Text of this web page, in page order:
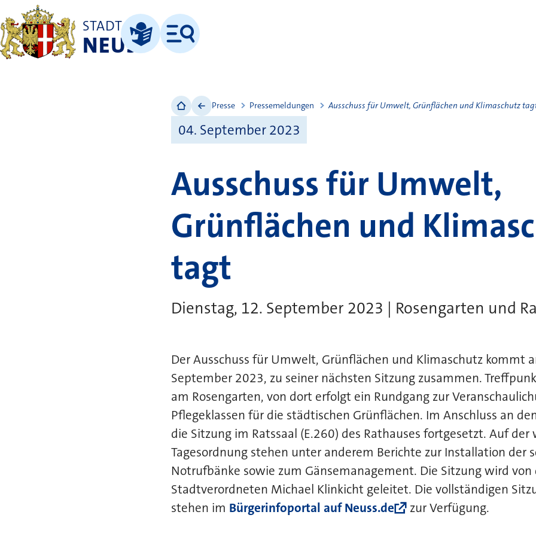
STADT
NEUSSLeichte Sprache
Menü
Presse Pressemeldungen Ausschuss für Umwelt, Grünflächen und Klimaschutz
04. September 2023
Ausschuss für Umwelt,
Grünflächen und
tagt
Dienstag, 12. September 2023 | Rosengarten und
Der Ausschuss für Umwelt, Grünflächen und Klimaschutz kommt
September 2023, zu seiner nächsten Sitzung zusammen.
am Rosengarten, von dort erfolgt ein Rundgang zur
Pflegeklassen für die städtischen Grünflächen. Im Anschluss an
die Sitzung im Ratssaal (E.260) des Rathauses fortgesetzt. Auf der
Tagesordnung stehen unter anderem Berichte zur Installation der
Notrufbänke sowie zum Gänsemanagement. Die Sitzung wird von
Stadtverordneten Michael Klinkicht geleitet. Die vollständigen
stehen im Bürgerinfoportal auf Neuss.de zur Verfügung.